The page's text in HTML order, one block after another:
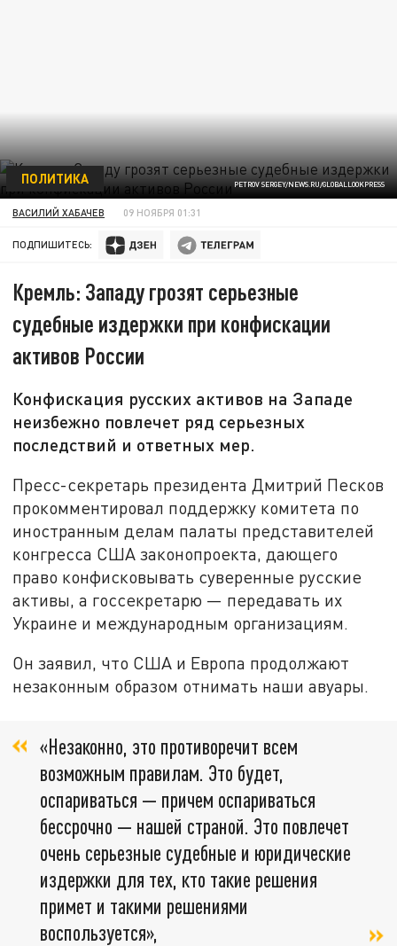
PETROV SERGEY/NEWS.RU/GLOBALLOOKPRESS
ПОЛИТИКА
ВАСИЛИЙ ХАБАЧЕВ 09 НОЯБРЯ 01:31
ПОДПИШИТЕСЬ:
Кремль: Западу грозят серьезные
судебные издержки при конфискации
активов России
Конфискация русских активов на Западе
неизбежно повлечет ряд серьезных
последствий и ответных мер.
Пресс-секретарь президента Дмитрий Песков
прокомментировал поддержку комитета по
иностранным делам палаты представителей
конгресса США законопроекта, дающего
право конфисковывать суверенные русские
активы, а госсекретарю — передавать их
Украине и международным организациям.
Он заявил, что США и Европа продолжают
незаконным образом отнимать наши авуары.
«Незаконно, это противоречит всем
возможным правилам. Это будет,
оспариваться — причем оспариваться
бессрочно — нашей страной. Это повлечет
очень серьезные судебные и юридические
издержки для тех, кто такие решения
примет и такими решениями
воспользуется»,